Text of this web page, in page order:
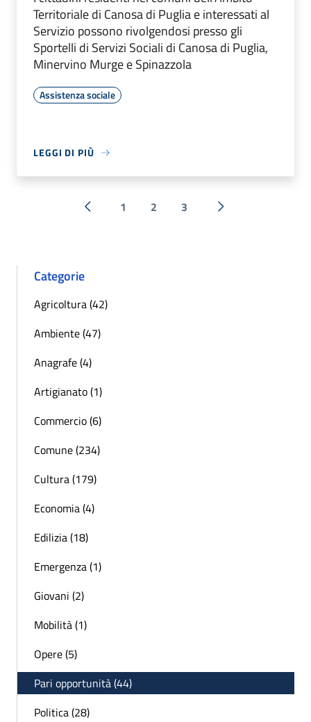
Territoriale di Canosa di Puglia e interessati al
Servizio possono rivolgendosi presso gli
Sportelli di Servizi Sociali di Canosa di Puglia,
Minervino Murge e Spinazzola
Assistenza sociale
LEGGI DI PIÙ
« Precedente
1 2 3 Successiva »
Categorie
Agricoltura (42)
Ambiente (47)
Anagrafe (4)
Artigianato (1)
Commercio (6)
Comune (234)
Cultura (179)
Economia (4)
Edilizia (18)
Emergenza (1)
Giovani (2)
Mobilità (1)
Opere (5)
Pari opportunità (44)
Politica (28)